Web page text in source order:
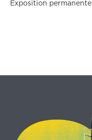
Exposition permanente